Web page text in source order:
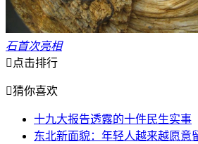
石首次亮相
 点击排行
猜你喜欢
十九大报告透露的十件民生实事
东北新面貌：年轻人越来越愿意